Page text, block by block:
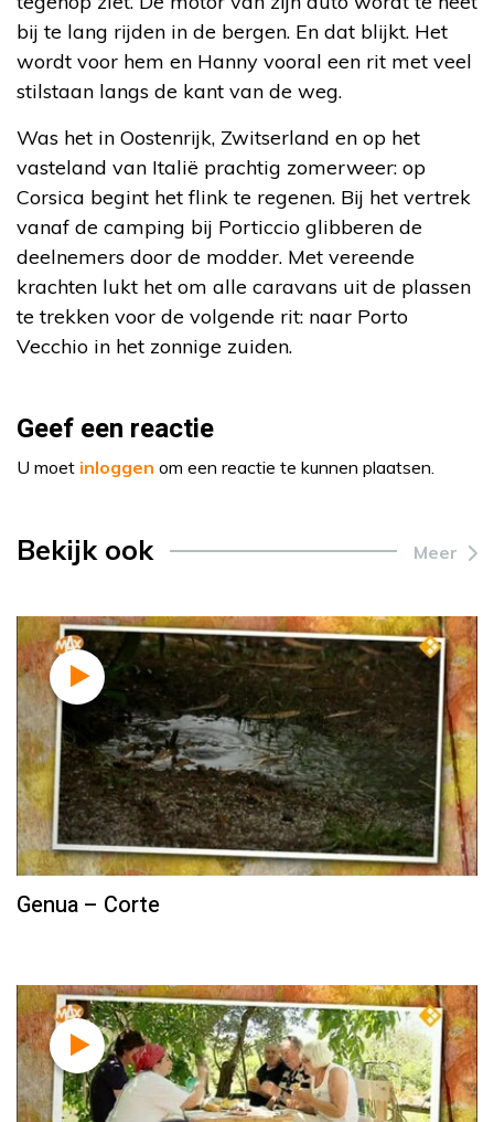
bij te lang rijden in de bergen. En dat blijkt. Het
wordt voor hem en Hanny vooral een rit met veel
stilstaan langs de kant van de weg.
Was het in Oostenrijk, Zwitserland en op het
vasteland van Italië prachtig zomerweer: op
Corsica begint het flink te regenen. Bij het vertrek
vanaf de camping bij Porticcio glibberen de
deelnemers door de modder. Met vereende
krachten lukt het om alle caravans uit de plassen
te trekken voor de volgende rit: naar Porto
Vecchio in het zonnige zuiden.
Geef een reactie
U moet inloggen om een reactie te kunnen plaatsen.
Bekijk ook Meer
Genua – Corte